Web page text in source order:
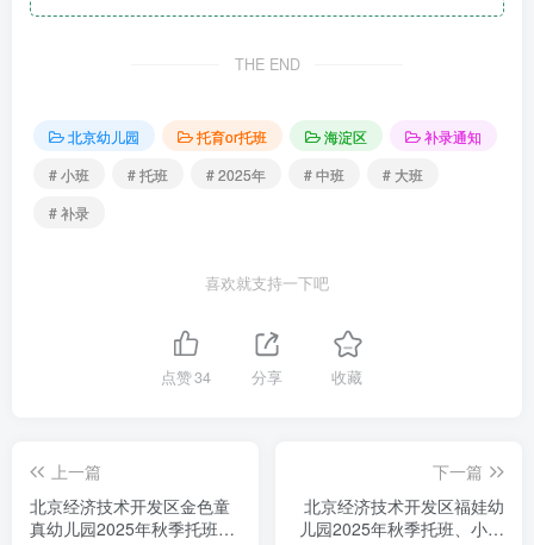
THE END
北京幼儿园 托育or托班 海淀区
补录通知
# 小班
# 托班 # 2025年 # 中班
# 大班
# 补录
喜欢就支持一下吧
点赞34 分享 收藏
上一篇
北京经济技术开发区金色童
真幼儿园2025年秋季托班、
下一篇
北京经济技术开发区福娃幼
儿园2025年秋季托班、小班